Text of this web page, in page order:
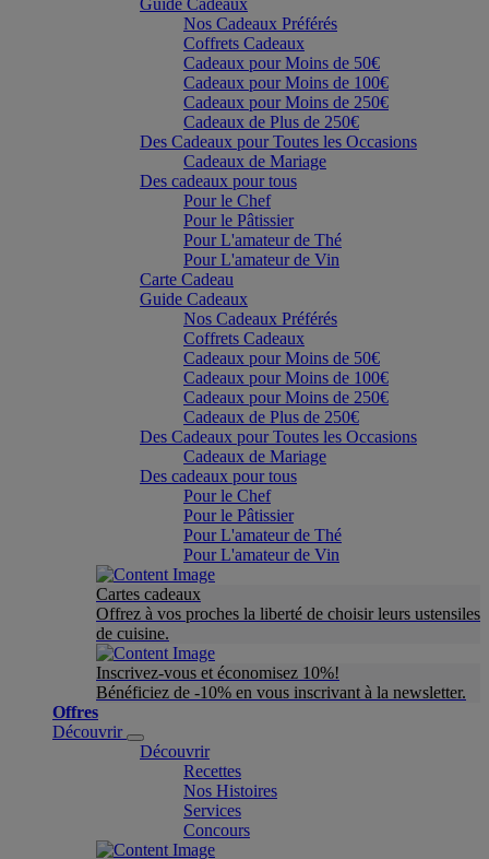
Guide Cadeaux
Nos Cadeaux Préférés
Coffrets Cadeaux
Cadeaux pour Moins de 50€
Cadeaux pour Moins de 100€
Cadeaux pour Moins de 250€
Cadeaux de Plus de 250€
Des Cadeaux pour Toutes les Occasions
Cadeaux de Mariage
Des cadeaux pour tous
Pour le Chef
Pour le Pâtissier
Pour L'amateur de Thé
Pour L'amateur de Vin
Carte Cadeau
Guide Cadeaux
Nos Cadeaux Préférés
Coffrets Cadeaux
Cadeaux pour Moins de 50€
Cadeaux pour Moins de 100€
Cadeaux pour Moins de 250€
Cadeaux de Plus de 250€
Des Cadeaux pour Toutes les Occasions
Cadeaux de Mariage
Des cadeaux pour tous
Pour le Chef
Pour le Pâtissier
Pour L'amateur de Thé
Pour L'amateur de Vin
Cartes cadeaux
Offrez à vos proches la liberté de choisir leurs ustensiles
de cuisine.
Inscrivez-vous et économisez 10%!
Bénéficiez de -10% en vous inscrivant à la newsletter.
Offres
Découvrir
Découvrir
Recettes
Nos Histoires
Services
Concours